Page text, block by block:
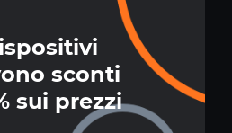
sconti
sui prezzi